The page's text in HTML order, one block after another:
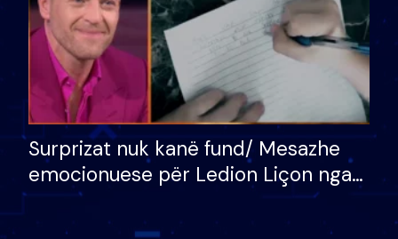
Surprizat nuk kanë fund/ Mesazhe
emocionuese për Ledion Liçon nga
nëna dhe fëmijët e tij, moderatori
nuk i mban dot lotët: Nuk meritoj…